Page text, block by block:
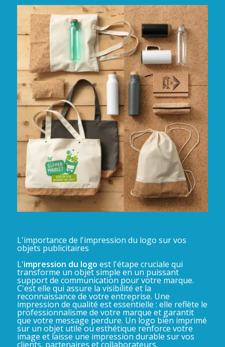
L'importance de l'impression du logo sur vos
objets publicitaires
L'impression du logo est l'étape cruciale qui
transforme un objet simple en un puissant
support de communication pour votre marque.
C'est elle qui assure la visibilité et la
reconnaissance de votre entreprise. Une
impression de qualité est essentielle : elle reflète le
professionnalisme de votre marque et garantit
que votre message perdure. Un logo bien imprimé
sur un objet utile ou esthétique renforce votre
image et laisse une impression durable sur vos
clients, partenaires et collaborateurs.